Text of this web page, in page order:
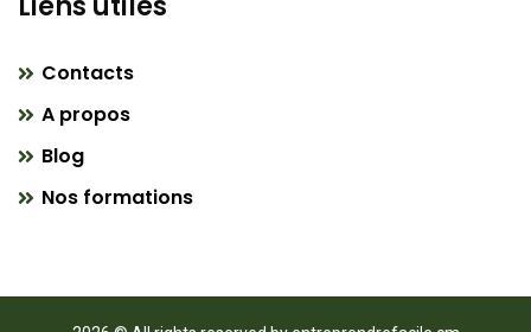
Contacts
A propos
Blog
Nos formations